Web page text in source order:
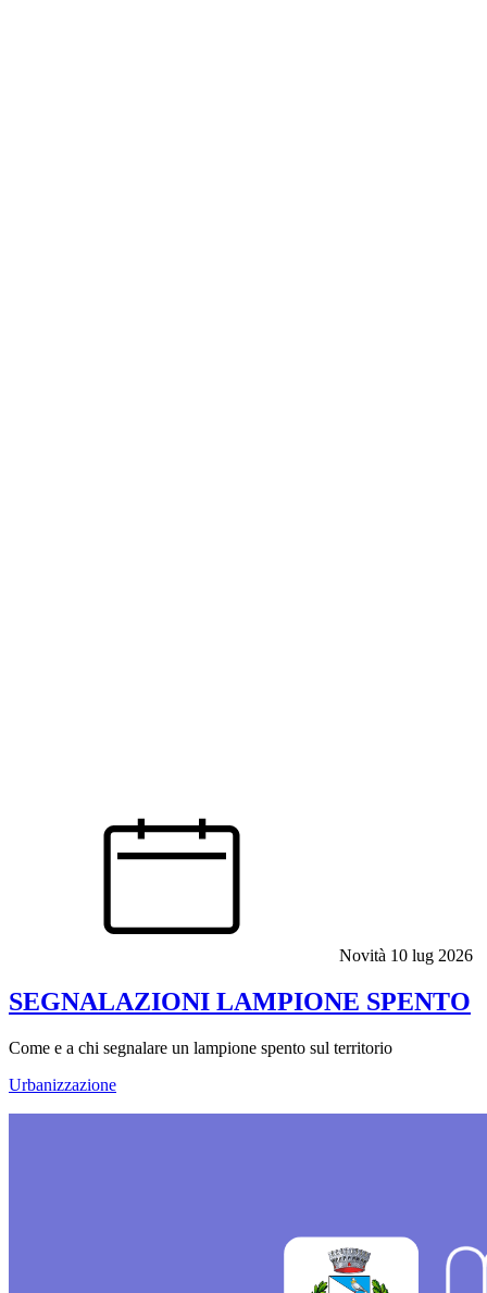
Novità 10 lug 2026
SEGNALAZIONI LAMPIONE SPENTO
Come e a chi segnalare un lampione spento sul territorio
Urbanizzazione